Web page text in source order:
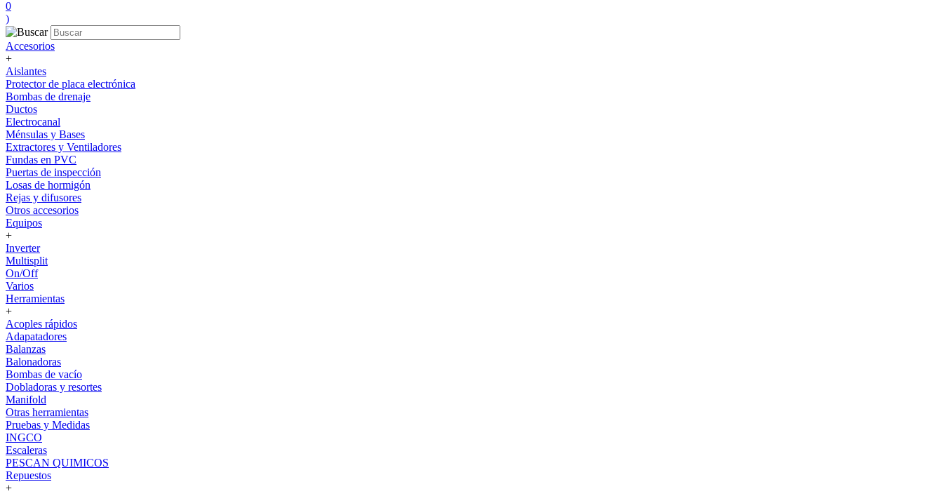
0
)
Accesorios
+
Aislantes
Protector de placa electrónica
Bombas de drenaje
Ductos
Electrocanal
Ménsulas y Bases
Extractores y Ventiladores
Fundas en PVC
Puertas de inspección
Losas de hormigón
Rejas y difusores
Otros accesorios
Equipos
+
Inverter
Multisplit
On/Off
Varios
Herramientas
+
Acoples rápidos
Adapatadores
Balanzas
Balonadoras
Bombas de vacío
Dobladoras y resortes
Manifold
Otras herramientas
Pruebas y Medidas
INGCO
Escaleras
PESCAN QUIMICOS
Repuestos
+